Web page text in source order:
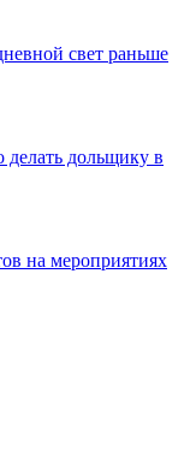
свет раньше
делать дольщику в
на мероприятиях